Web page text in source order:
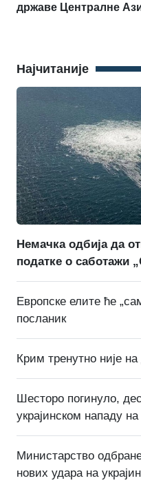
државе Централне
Најчитаније
Немачка одбија да
податке о саботажи
Европске елите ће
посланик
Крим тренутно није
Шесторо погинуло,
украјинском нападу
Министарство
нових удара на